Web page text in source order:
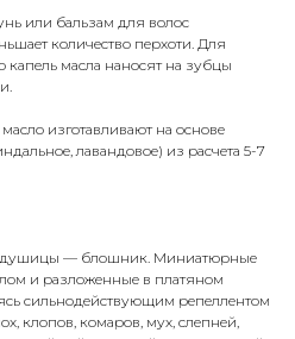
или бальзам для волос
количество перхоти. Для
капель масла наносят на зубцы
изготавливают на основе
лавандовое) из расчета 5-7
душицы — блошник. Миниатюрные
и разложенные в платяном
сильнодействующим репеллентом
клопов, комаров, мух, слепней,